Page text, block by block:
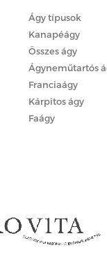
Ágy típusok
Kanapéágy
Összes ágy
Ágyneműtartós
Franciaágy
Kárpitos ágy
Faágy